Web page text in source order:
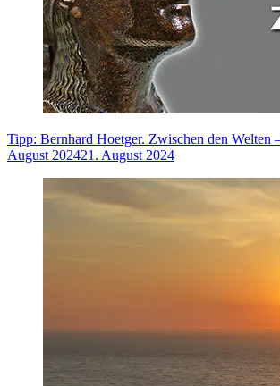
Tipp: Bernhard Hoetger. Zwischen den Welten
August 202421. August 2024